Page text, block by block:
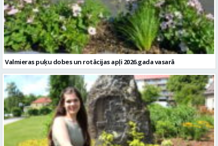
Valmieras puķu dobes un rotācijas apļi 2026.gada vasarā